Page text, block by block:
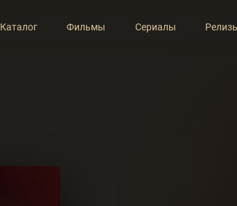
Каталог Фильмы Сериалы